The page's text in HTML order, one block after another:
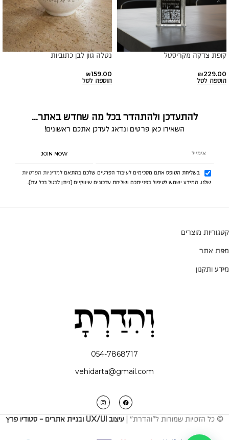
קופת צדקה מקריסטל
₪229.00
הוספה לסל
נטלה גוון לבן כתוביות
₪159.00
הוספה לסל
להתעדכן ולהתהדר בכל מה שחדש באתר...
השאירו כאן פרטים ונדאג לעדכן אתכם ראשונים!
בשליחת הטופס אתם מסכימים לעיבוד הפרטים שלכם בהתאם למדיניות הפרטיות
שלנו. המידע ישמש לטיפול בפנייתכם ושליחת עדכונים שיווקיים (ניתן לבטל בכל עת).
JOIN NOW
קטגוריות מוצרים
מפת אתר
מידע ותקנון
054-7868717
vehidarta@gmail.com
© כל הזכויות שמורות ל"והדרת" | עיצוב UX/UI ובניית אתרים - סטודיו פרץ